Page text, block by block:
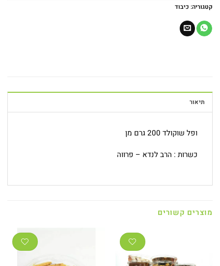
קטגוריה: כיבוד
תיאור
ופל שוקולד 200 גרם מן
כשרות : הרב לנדא – פרווה
מוצרים קשורים